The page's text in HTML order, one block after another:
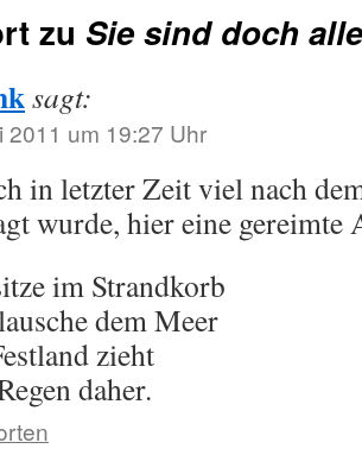
zu Sie sind doch
sagt:
2011 um 19:27 Uhr
in letzter Zeit viel nach
wurde, hier eine gereimte
im Strandkorb
dem Meer
zieht
daher.